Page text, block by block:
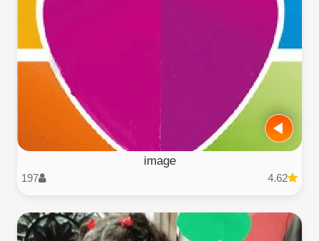
image
4.62
197